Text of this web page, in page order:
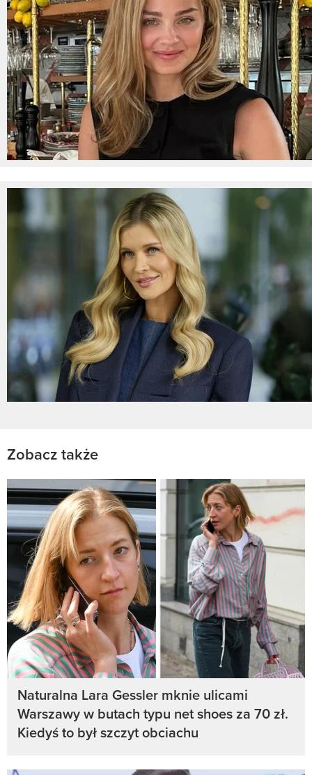
Zobacz także
Naturalna Lara Gessler mknie ulicami
Warszawy w butach typu net shoes za 70 zł.
Kiedyś to był szczyt obciachu